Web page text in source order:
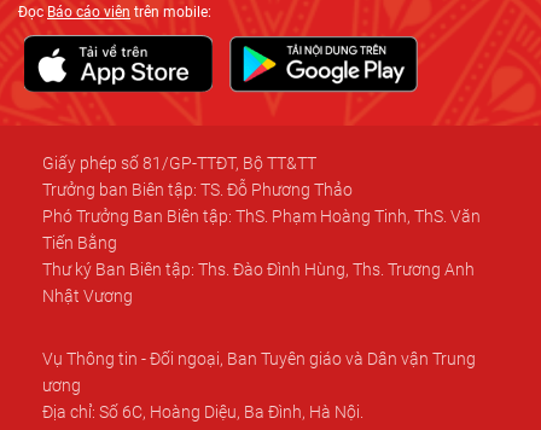
ĐọcBáo cáo viên trên mobile:
Giấy phép số 81/GP-TTĐT, Bộ TT&TT
Trưởng ban Biên tập: TS. Đỗ Phương Thảo
Phó Trưởng Ban Biên tập: ThS. Phạm Hoàng Tinh, ThS. Văn
Tiến Bằng
Thư ký Ban Biên tập: Ths. Đào Đình Hùng, Ths. Trương Anh
Nhật Vương
Vụ Thông tin - Đối ngoại, Ban Tuyên giáo và Dân vận Trung
ương
Địa chỉ: Số 6C, Hoàng Diệu, Ba Đình, Hà Nội.